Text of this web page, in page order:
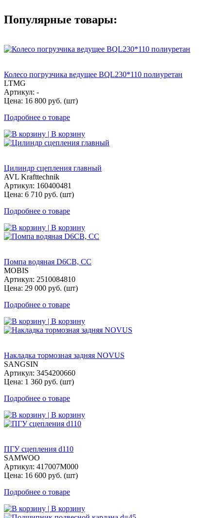
Популярные товары:
Колесо погрузчика ведущее BQL230*110 полиуретан
LTMG
Артикул: -
Цена: 16 800 руб. (шт)
Подробнее о товаре
| В корзину
Цилиндр сцепления главный
AVL Krafttechnik
Артикул: 160400481
Цена: 6 710 руб. (шт)
Подробнее о товаре
| В корзину
Помпа водяная D6CB, СС
MOBIS
Артикул: 2510084810
Цена: 29 000 руб. (шт)
Подробнее о товаре
| В корзину
Накладка тормозная задняя NOVUS
SANGSIN
Артикул: 3454200660
Цена: 1 360 руб. (шт)
Подробнее о товаре
| В корзину
ПГУ сцепления d110
SAMWOO
Артикул: 417007M000
Цена: 16 600 руб. (шт)
Подробнее о товаре
| В корзину